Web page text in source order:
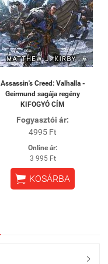
Assassin's Creed: Valhalla -
Geirmund sagája regény
KIFOGYÓ CÍM
Fogyasztói ár:
4995 Ft
Online ár:
3 995 Ft
 KOSÁRBA
